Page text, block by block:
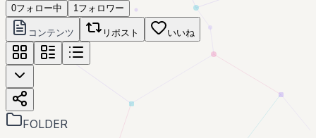
0フォロー中 1 フォロワー
コンテンツ リポスト いいね
FOLDER